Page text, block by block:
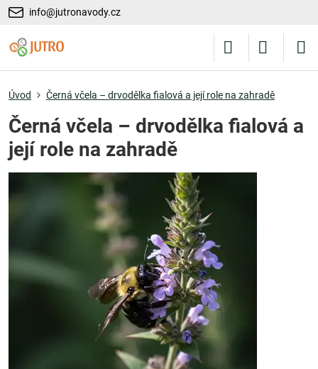
info@jutronavody.cz
Úvod Černá včela – drvodělka fialová a její role na zahradě
Černá včela – drvodělka fialová a
její role na zahradě